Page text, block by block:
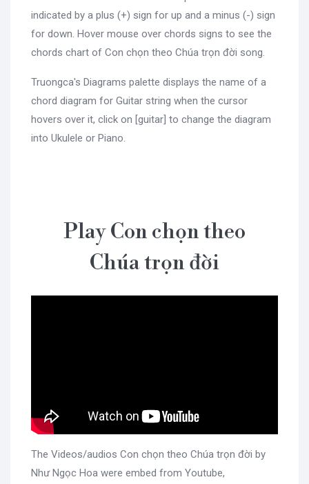
indicated by a plus (+) sign for up and a minus (-) sign
for down. Hover mouse over chords signs to see the
chords chart of Con chọn theo Chúa trọn đời song.
Truongca's Diagrams palette displays the name of a
chord diagram for Guitar string when the cursor
hovers over it, click on [guitar] to change the diagram
into Ukulele or Piano.
Play Con chọn theo
Chúa trọn đời
The Videos/audios Con chọn theo Chúa trọn đời by
Như Ngọc Hoa were embed from Youtube,